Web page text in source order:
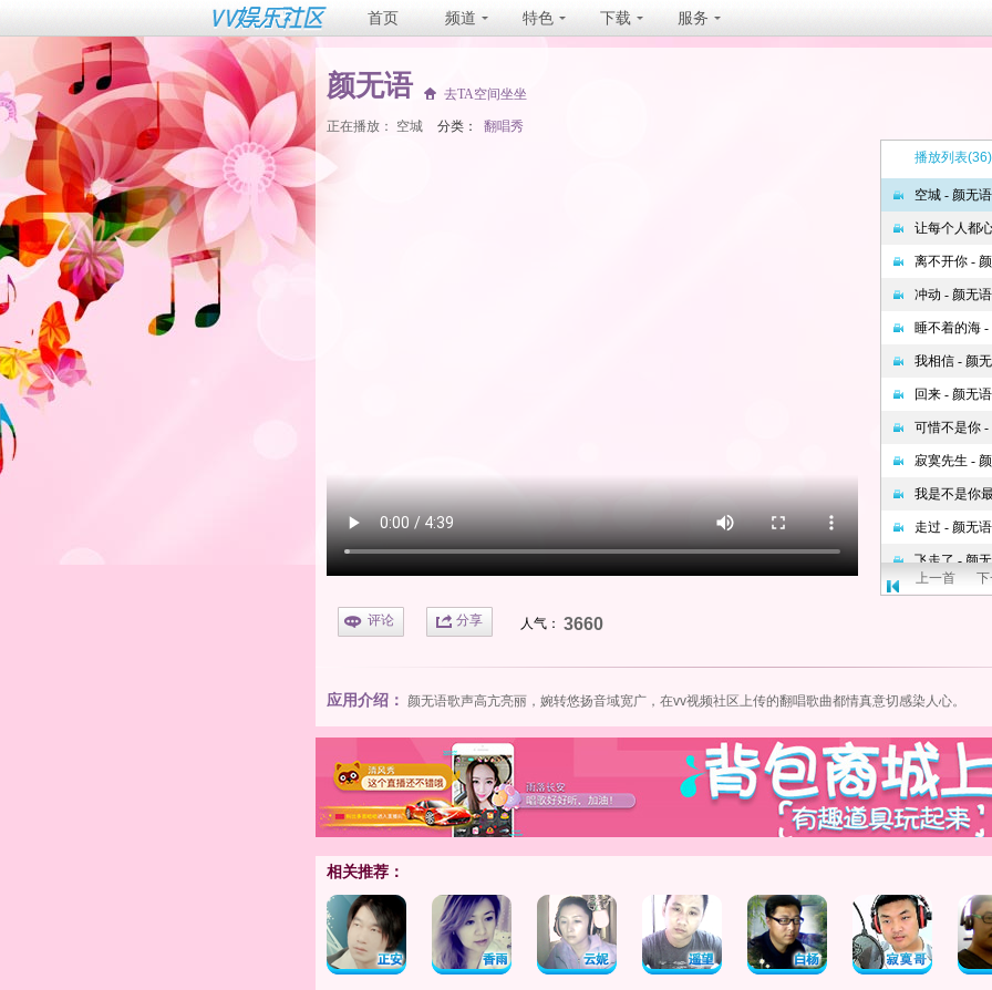
首页 频道 特色 下载 服务
颜无语 去TA空间坐坐
正在播放： 空城 分类：
翻唱秀
播放列表(36)
上一首
评论 分享 人气： 3660
应用介绍： 颜无语歌声高亢亮丽，婉转悠扬音域宽广，在vv视频社区上传的翻唱歌曲都情真意切感染人心。
相关推荐：